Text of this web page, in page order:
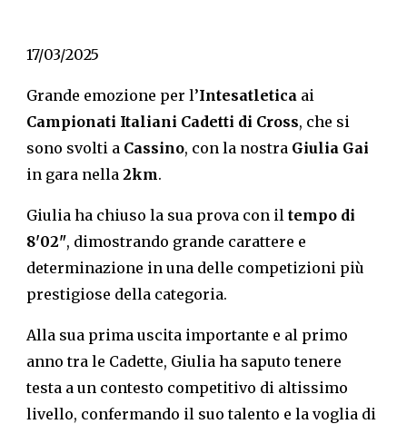
17/03/2025
Grande emozione per l’Intesatletica ai
Campionati Italiani Cadetti di Cross, che si
sono svolti a Cassino, con la nostra Giulia Gai
in gara nella2km.
Giulia ha chiuso la sua prova con iltempo di
8'02", dimostrando grande carattere e
determinazione in una delle competizioni più
prestigiose della categoria.
Alla sua prima uscita importante e al primo
anno tra le Cadette, Giulia ha saputo tenere
testa a un contesto competitivo di altissimo
livello, confermando il suo talento e la voglia di